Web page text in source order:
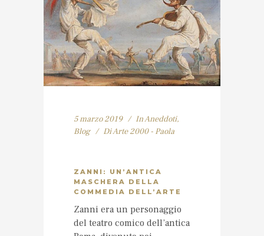
5 marzo 2019 InAneddoti,
Blog
DiArte 2000 - Paola
ZANNI: UN’ANTICA
MASCHERA DELLA
COMMEDIA DELL’ARTE
Zanni era un personaggio
del teatro comico dell’antica